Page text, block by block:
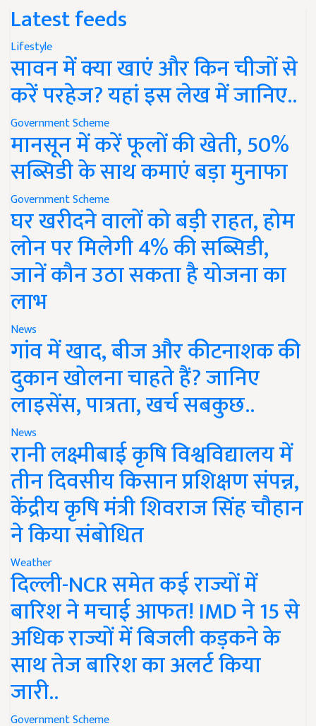
Latest feeds
Lifestyle
सावन में क्या खाएं और किन चीजों से
करें परहेज? यहां इस लेख में जानिए..
Government Scheme
मानसून में करें फूलों की खेती, 50%
सब्सिडी के साथ कमाएं बड़ा मुनाफा
Government Scheme
घर खरीदने वालों को बड़ी राहत, होम
लोन पर मिलेगी 4% की सब्सिडी,
जानें कौन उठा सकता है योजना का
लाभ
News
गांव में खाद, बीज और कीटनाशक की
दुकान खोलना चाहते हैं? जानिए
लाइसेंस, पात्रता, खर्च सबकुछ..
News
रानी लक्ष्मीबाई कृषि विश्वविद्यालय में
तीन दिवसीय किसान प्रशिक्षण संपन्न,
केंद्रीय कृषि मंत्री शिवराज सिंह चौहान
ने किया संबोधित
Weather
दिल्ली-NCR समेत कई राज्यों में
बारिश ने मचाई आफत! IMD ने 15 से
अधिक राज्यों में बिजली कड़कने के
साथ तेज बारिश का अलर्ट किया
जारी..
Government Scheme